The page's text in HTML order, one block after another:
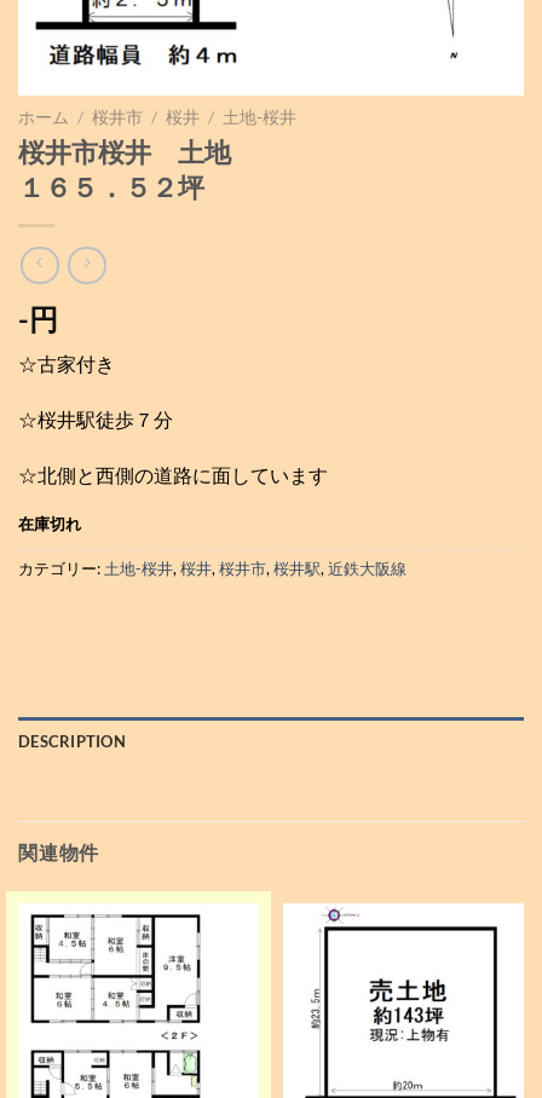
ホーム / 桜井市 / 桜井 / 土地-桜井
桜井市桜井 土地
１６５．５２坪
-円
☆古家付き
☆桜井駅徒歩７分
☆北側と西側の道路に面しています
在庫切れ
カテゴリー:土地-桜井,桜井,桜井市,桜井駅,近鉄大阪線
DESCRIPTION
関連物件